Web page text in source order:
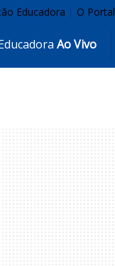
Educadora O Portal
Ao Vivo